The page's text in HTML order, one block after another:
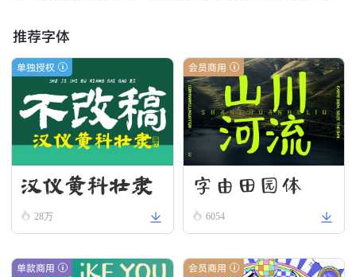
推荐字体
单独授权
汉仪黄科壮隶
W28万
会员商用
字由田园体
6054
单款商用 会员商用